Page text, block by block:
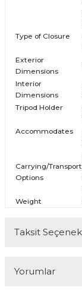
Type of Closure
Exterior
Dimensions
Interior
Dimensions
Tripod Holder
Accommodates
Carrying/Transport
Options
Weight
Taksit
Yorumlar